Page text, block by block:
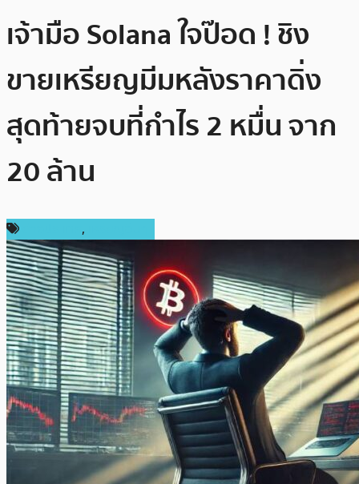
เจ้ามือ Solana ใจป๊อด ! ชิง
ขายเหรียญมีมหลังราคาดิ่ง
สุดท้ายจบที่กำไร 2 หมื่น จาก
20 ล้าน
,